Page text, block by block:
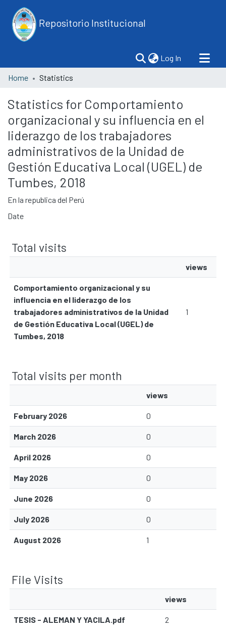
Repositorio Institucional
Log In (current)
Home Statistics
Statistics for Comportamiento
organizacional y su influencia en el
liderazgo de los trabajadores
administrativos de la Unidad de
Gestión Educativa Local (UGEL) de
Tumbes, 2018
En la republica del Perú
Date
Total visits
views
Comportamiento organizacional y su
influencia en el liderazgo de los
trabajadores administrativos de la Unidad
de Gestión Educativa Local (UGEL) de
Tumbes, 2018
1
Total visits per month
views
February 2026 0
March 2026 0
April 2026 0
May 2026 0
June 2026 0
July 2026 0
August 2026 1
File Visits
views
TESIS - ALEMAN Y YACILA.pdf 2